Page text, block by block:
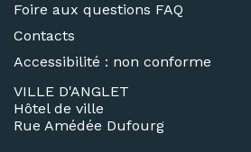
Foire aux questions FAQ
Contacts
Accessibilité : non conforme
VILLE D'ANGLET
Hôtel de ville
Rue Amédée Dufourg